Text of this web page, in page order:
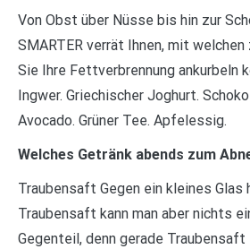
Von Obst über Nüsse bis hin zur
SMARTER verrät Ihnen, mit
Sie Ihre Fettverbrennung ankurbeln
Ingwer. Griechischer Joghurt.
Avocado. Grüner Tee. Apfelessig.
Welches Getränk abends zum
Traubensaft Gegen ein kleines
Traubensaft kann man aber nichts
Gegenteil, denn gerade